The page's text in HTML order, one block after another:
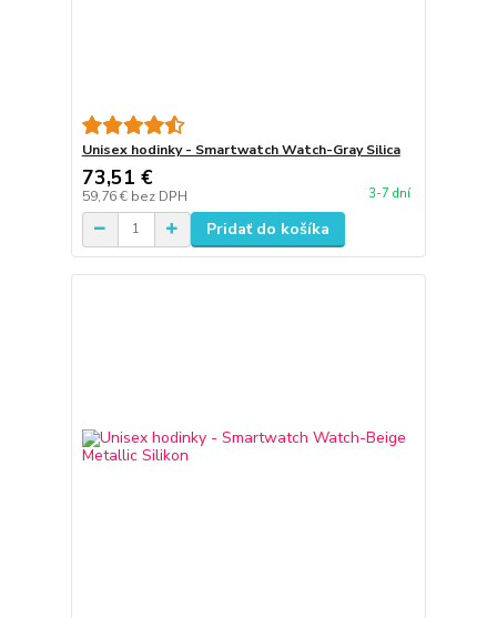
Unisex hodinky - Smartwatch Watch-Gray Silica
73,51 €
59,76 € bez DPH 3-7 dní
Pridať do košíka